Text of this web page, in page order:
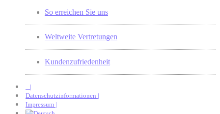
So erreichen Sie uns
Weltweite Vertretungen
Kundenzufriedenheit
|
Datenschutzinformationen |
Impressum |